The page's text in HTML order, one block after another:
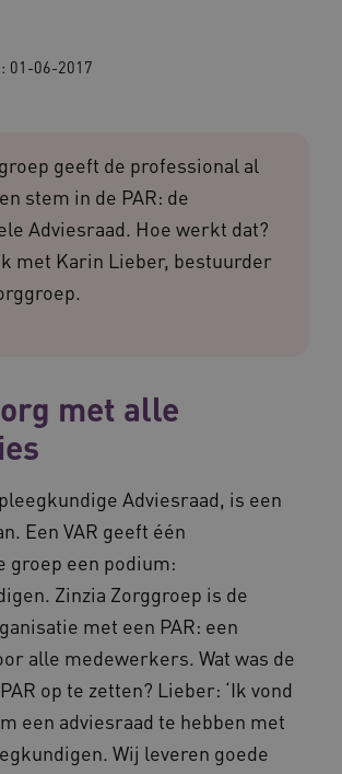
01-06-2017
geeft de professional al
stem in de PAR: de
Adviesraad. Hoe werkt dat?
met Karin Lieber, bestuurder
met alle
Adviesraad, is een
Een VAR geeft één
groep een podium:
Zinzia Zorggroep is de
met een PAR: een
alle medewerkers. Wat was de
op te zetten? Lieber: ‘Ik vond
een adviesraad te hebben met
Wij leveren goede